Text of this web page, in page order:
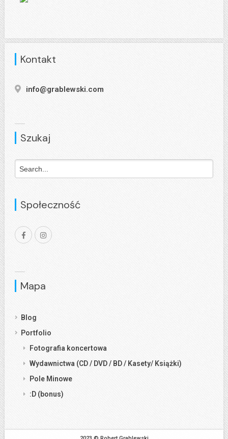
Kontakt
info@grablewski.com
Szukaj
Społeczność
Mapa
Blog
Portfolio
Fotografia koncertowa
Wydawnictwa (CD / DVD / BD / Kasety/ Książki)
Pole Minowe
:D (bonus)